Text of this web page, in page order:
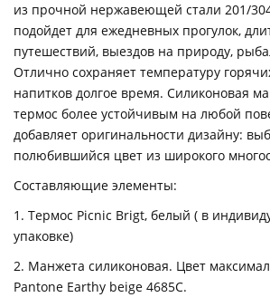
из прочной нержавеющей стали 201/
подойдет для ежедневных прогулок,
путешествий, выездов на природу,
Отлично сохраняет температуру
напитков долгое время. Силиконовая
термос более устойчивым на любой
добавляет оригинальности дизайну:
полюбившийся цвет из широкого
Составляющие элементы:
1. Термос Picnic Brigt, белый ( в
упаковке)
2. Манжета силиконовая. Цвет
Pantone Earthy beige 4685C.